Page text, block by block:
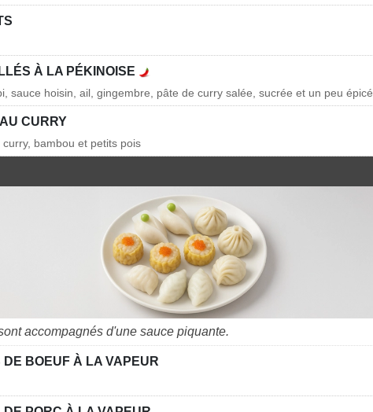
À LA PÉKINOISE
sauce hoisin, ail, gingembre, pâte de curry salée, sucrée et un peu épicé
CURRY
bambou et petits pois
accompagnés d'une sauce piquante.
DE BOEUF À LA VAPEUR